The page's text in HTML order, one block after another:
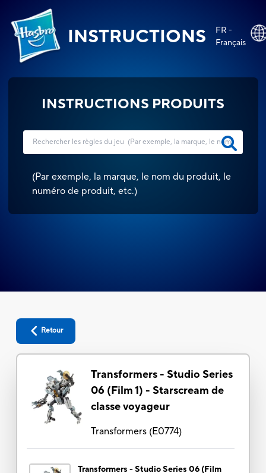
INSTRUCTIONS
FR -
Français
INSTRUCTIONS PRODUITS
(Par exemple, la marque, le nom du produit, le
numéro de produit, etc.)
Retour
Transformers - Studio Series
06 (Film 1) - Starscream de
classe voyageur
Transformers(E0774)
Transformers - Studio Series 06 (Film